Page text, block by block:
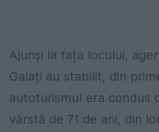
Ajunși la fața locului,
Galați au stabilit, din
autoturismul era condus
vârstă de 71 de ani, din